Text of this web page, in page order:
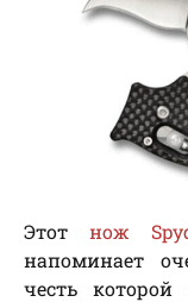
Этот нож
напоминает
честь